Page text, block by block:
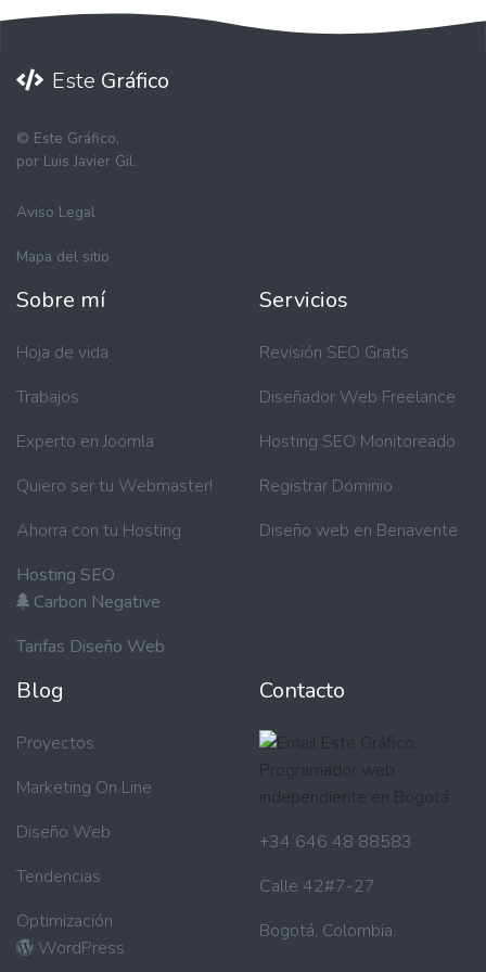
Este Gráfico
© Este Gráfico,
por Luis Javier Gil.
Aviso Legal
Mapa del sitio
Sobre mí
Hoja de vida
Trabajos
Experto en Joomla
Quiero ser tu Webmaster!
Ahorra con tu Hosting
Hosting SEO
Carbon Negative
Tarifas Diseño Web
Servicios
Revisión SEO Gratis
Diseñador Web Freelance
Hosting SEO Monitoreado
Registrar Dominio
Diseño web en Benavente
Blog
Proyectos
Marketing On Line
Diseño Web
Tendencias
Optimización
WordPress
Contacto
+34 646 48 88583
Calle 42#7-27
Bogotá, Colombia.